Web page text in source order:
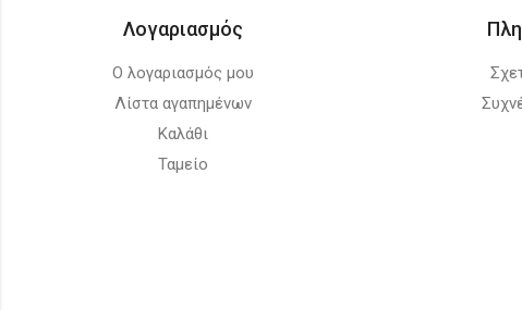
Λογαριασμός
Ο λογαριασμός μου
Λίστα αγαπημένων
Καλάθι
Ταμείο